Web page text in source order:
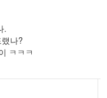
.
나?
ㅋㅋㅋ